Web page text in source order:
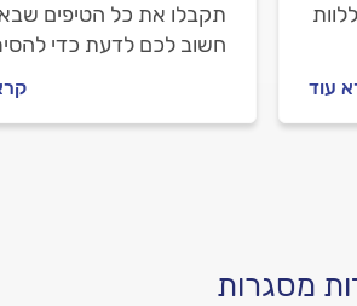
עוד
תקבלו את כל הטיפים
חשוב לכם לדעת כדי
מסגרות